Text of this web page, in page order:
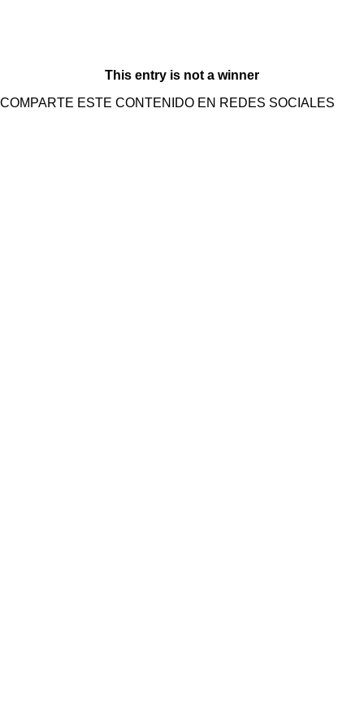
This entry is not a winner
COMPARTE ESTE CONTENIDO EN REDES SOCIALES